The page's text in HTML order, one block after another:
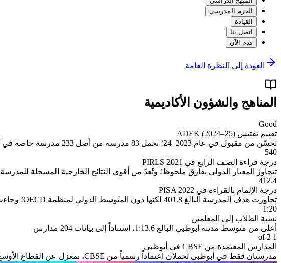
الحرم المدرسي
القيادة
اتصل بنا
قدم الآن
العودة إلى النظرة العامة
المناهج والشؤون الأكاديمية
Good
تقييم تفتيش ADEK (2024–25)
تحسّن من مقبول في عام 2023–24؛ تحمل 83 مدرسة من أصل 233 مدرسة خاصة في أبوظبي تقييم جيد
540
درجة قراءة الصف الرابع في PIRLS 2021
تتجاوز المعيار الدولي بفارق ملحوظ؛ وتُعدّ من أقوى النتائج الخارجية المسجلة للمدرسة
412.4
درجة الإلمام بالقراءة في PISA 2022
تجاوزت هدف المدرسة البالغ 401.8 لكنها دون المتوسط الدولي لمنظمة OECD؛ وجاءت درجات الرياضيات والعلوم دون الأهداف المحددة
1:20
نسبة الطلاب إلى المعلمين
أعلى من متوسط مدينة أبوظبي البالغ 1:13.6، استناداً إلى بيانات 204 مدارس
1 of 2
المدارس المعتمدة من CBSE في أبوظبي
مدرستان فقط في أبوظبي تحملان اعتماداً رسمياً من CBSE، بمعزل عن القطاع الأوسع المكوّن من 34 مدرسة تعتمد المنهج الهندي